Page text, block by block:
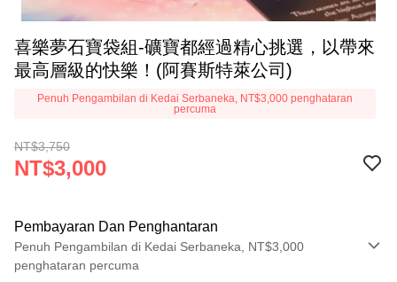
喜樂夢石寶袋組-礦寶都經過精心挑選，以帶來
最高層級的快樂！(阿賽斯特萊公司)
Penuh Pengambilan di Kedai Serbaneka, NT$3,000 penghataran
percuma
NT$3,750
NT$3,000
Pembayaran Dan Penghantaran
Penuh Pengambilan di Kedai Serbaneka, NT$3,000
penghataran percuma